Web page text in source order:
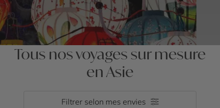
Tous nos voyages sur mesure
en Asie
Filtrer selon mes envies